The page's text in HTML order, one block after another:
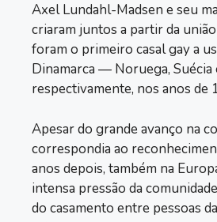
Axel Lundahl-Madsen e seu
criaram juntos a partir da
foram o primeiro casal gay a
Dinamarca — Noruega,
respectivamente, nos anos de
Apesar do grande avanço na
correspondia ao
anos depois, também na
intensa pressão da
do casamento entre pessoas